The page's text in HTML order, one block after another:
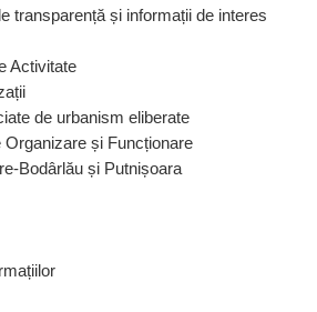
transparență și informații de interes
Activitate
de urbanism eliberate
Organizare și Funcționare
Bodârlău și Putnișoara